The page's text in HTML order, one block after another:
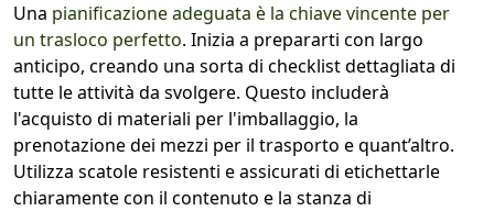
Una pianificazione adeguata è la chiave vincente per
un trasloco perfetto. Inizia a prepararti con largo
anticipo, creando una sorta di checklist dettagliata di
tutte le attività da svolgere. Questo includerà
l'acquisto di materiali per l'imballaggio, la
prenotazione dei mezzi per il trasporto e quant’altro.
Utilizza scatole resistenti e assicurati di etichettarle
chiaramente con il contenuto e la stanza di